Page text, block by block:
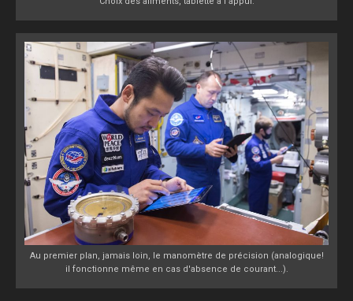
Au premier plan, jamais loin, le manomètre de précision (analogique!
il fonctionne même en cas d'absence de courant...).